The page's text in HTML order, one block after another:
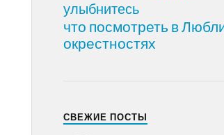
улыбнитесь
что посмотреть в
окрестностях
СВЕЖИЕ ПОСТЫ